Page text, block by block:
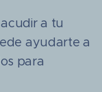
a tu
ayudarte a
para